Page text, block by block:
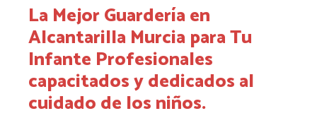
La Mejor Guardería en
Alcantarilla Murcia para Tu
Infante Profesionales
capacitados y dedicados al
cuidado de los niños.